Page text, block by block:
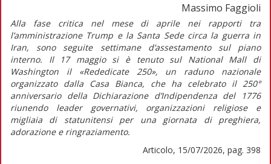
Massimo Faggioli
Alla fase critica nel mese di aprile nei rapporti tra
l’amministrazione Trump e la Santa Sede circa la guerra in
Iran, sono seguite settimane d’assestamento sul piano
interno. Il 17 maggio si è tenuto sul National Mall di
Washington il «Rededicate 250», un raduno nazionale
organizzato dalla Casa Bianca, che ha celebrato il 250°
anniversario della Dichiarazione d’Indipendenzadel 1776
riunendo leader governativi, organizzazioni religiose e
migliaia di statunitensi per una giornata di preghiera,
adorazione e ringraziamento.
Articolo, 15/07/2026, pag. 398